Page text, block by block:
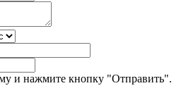
и нажмите кнопку "Отправить".